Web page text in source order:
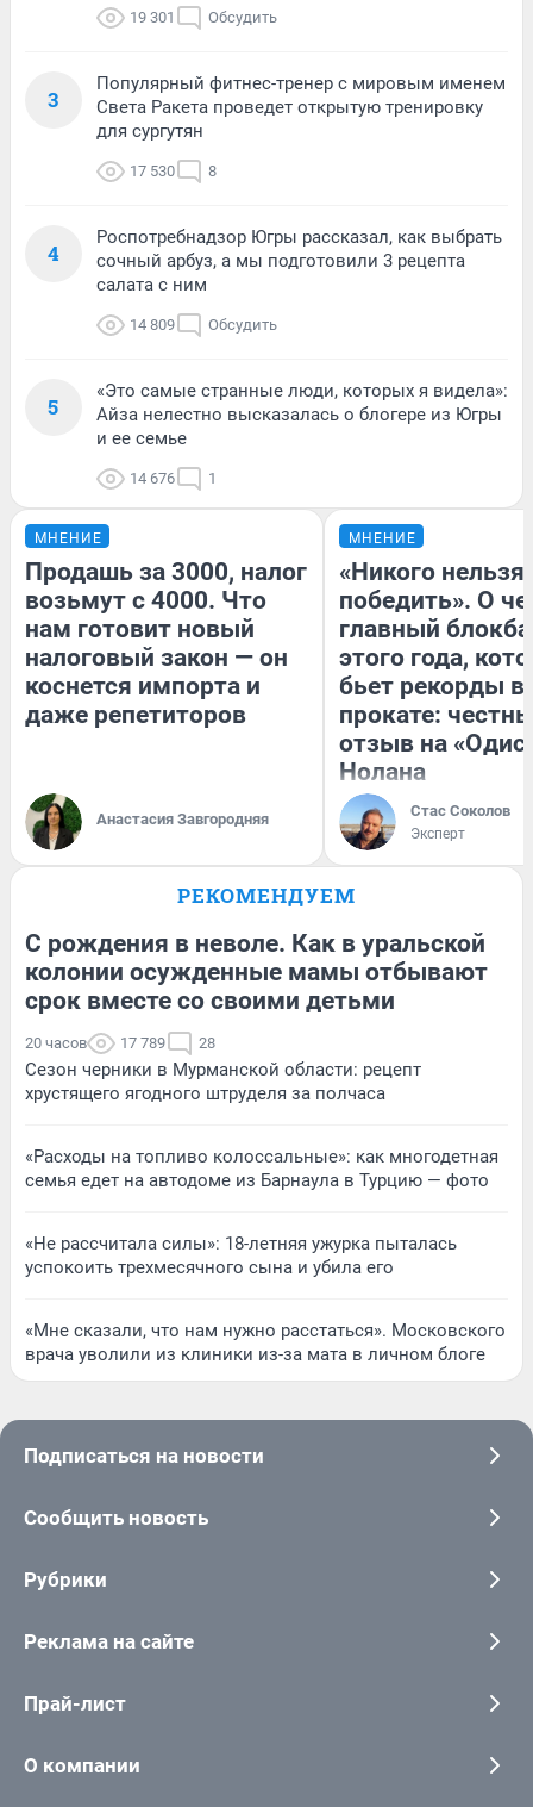
19 301 Обсудить
3
Популярный фитнес-тренер с мировым именем
Света Ракета проведет открытую тренировку
для сургутян
17 530 8
4
Роспотребнадзор Югры рассказал, как выбрать
сочный арбуз, а мы подготовили 3 рецепта
салата с ним
14 809 Обсудить
5
«Это самые странные люди, которых я видела»:
Айза нелестно высказалась о блогере из Югры
и ее семье
14 676 1
МНЕНИЕ
Продашь за 3000, налог
возьмут с 4000. Что
нам готовит новый
налоговый закон — он
коснется импорта и
даже репетиторов
Анастасия Завгородняя
МНЕНИЕ
«Никого нельзя
победить». О
главный
этого года,
бьет рекорды в
прокате:
отзыв на
Нолана
Стас Соколов
Эксперт
РЕКОМЕНДУЕМ
С рождения в неволе. Как в уральской
колонии осужденные мамы отбывают
срок вместе со своими детьми
20 часов 17 789 28
Сезон черники в Мурманской области: рецепт
хрустящего ягодного штруделя за полчаса
«Расходы на топливо колоссальные»: как многодетная
семья едет на автодоме из Барнаула в Турцию — фото
«Не рассчитала силы»: 18-летняя ужурка пыталась
успокоить трехмесячного сына и убила его
«Мне сказали, что нам нужно расстаться». Московского
врача уволили из клиники из-за мата в личном блоге
Подписаться на новости
Сообщить новость
Рубрики
Реклама на сайте
Прай-лист
О компании